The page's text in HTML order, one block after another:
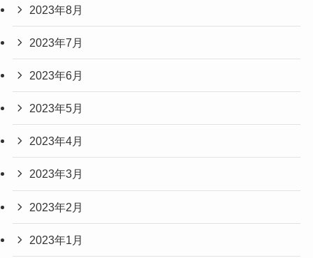
2023年8月
2023年7月
2023年6月
2023年5月
2023年4月
2023年3月
2023年2月
2023年1月